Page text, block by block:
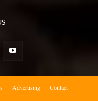
Advertising Contact